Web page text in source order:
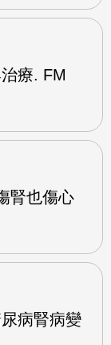
療. FM
腎也傷心
病腎病變